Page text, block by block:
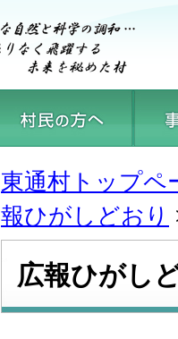
東通村トップペ
報ひがしどおり
広報ひがし